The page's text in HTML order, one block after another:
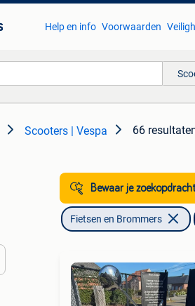
Help en info Voorwaarden
Scooters | Vespa 66
Bewaar je zoekopdracht
Fietsen en Brommers